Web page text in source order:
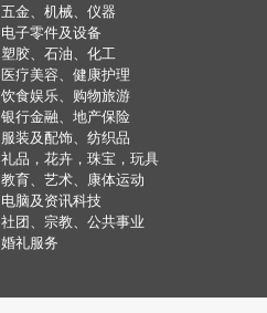
五金、机械、仪器
电子零件及设备
塑胶、石油、化工
医疗美容、健康护理
饮食娱乐、购物旅游
银行金融、地产保险
服装及配饰、纺织品
礼品，花卉，珠宝，玩具
教育、艺术、康体运动
电脑及资讯科技
社团、宗教、公共事业
婚礼服务